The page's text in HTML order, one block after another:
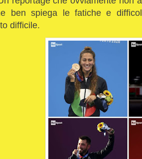
ben spiega le fatiche e
difficile.